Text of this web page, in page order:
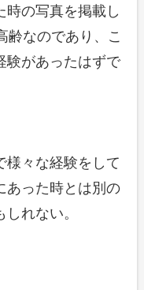
時の写真を掲載し
齢なのであり、こ
験があったはずで
様々な経験をして
あった時とは別の
れない。